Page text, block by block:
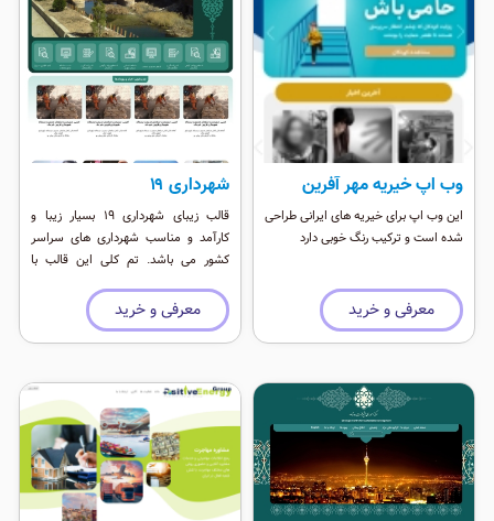
وب اپ خیریه مهر آفرین
این وب اپ برای خیریه های ایرانی طراحی
شده است و ترکیب رنگ خوبی دارد
معرفی و خرید
شهرداری ‍۱۹
قالب زیبای شهرداری ۱۹ بسیار زیبا و
کارآمد و مناسب شهرداری های سراسر
کشور می باشد. تم کلی این قالب با
۵ می باشد ٬ همچنین این نسخه از وب
اپ پشتیبانی کامل می کند و بر روی
گوشی های اندروید و آيفون بصورت Add
معرفی و خرید